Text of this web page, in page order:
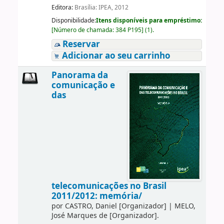
Editora: Brasília: IPEA, 2012
Disponibilidade:Itens disponíveis para empréstimo:
[Número de chamada:384 P195] (1).
Reservar
Adicionar ao seu carrinho
Panorama da
comunicação e
das
telecomunicações no Brasil
2011/2012: memória/
por CASTRO, Daniel [Organizador] | MELO,
José Marques de[Organizador].